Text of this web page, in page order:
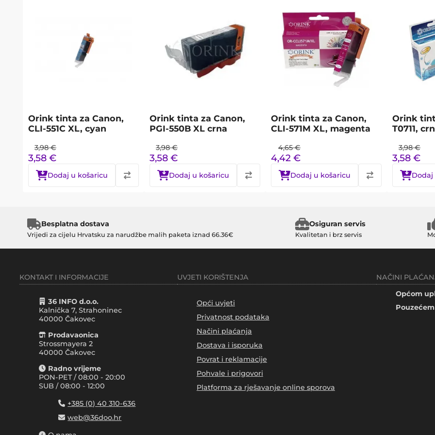
Orink tinta za Canon,
CLI-551C XL, cyan
3,98 €
3,58 €
Dodaj u košaricu
Orink tinta za Canon,
PGI-550B XL crna
3,98 €
3,58 €
Dodaj u košaricu
Orink tinta za Canon,
CLI-571M XL, magenta
4,65 €
4,42 €
Dodaj u košaricu
Orink
T0711,
3,98 €
3,58 €
Dodaj
Besplatna dostava
Vrijedi za cijelu Hrvatsku za narudžbe malih paketa iznad 66.36€
Osiguran servis
Kvalitetan i brz servis
KONTAKT I INFORMACIJE
36 INFO d.o.o.
Kalnička 7, Strahoninec
40000 Čakovec
Prodavaonica
Strossmayera 2
40000 Čakovec
Radno vrijeme
PON-PET / 08:00 - 20:00
SUB / 08:00 - 12:00
+385 (0) 40 310-636
web@36doo.hr
UVJETI KORIŠTENJA
Opći uvjeti
Privatnost podataka
Načini plaćanja
Dostava i isporuka
Povrat i reklamacije
Pohvale i prigovori
Platforma za rješavanje online sporova
NAČINI
Općom